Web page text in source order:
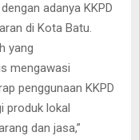
adanya KKPD
di Kota Batu.
yang
mengawasi
penggunaan KKPD
produk lokal
dan jasa,”